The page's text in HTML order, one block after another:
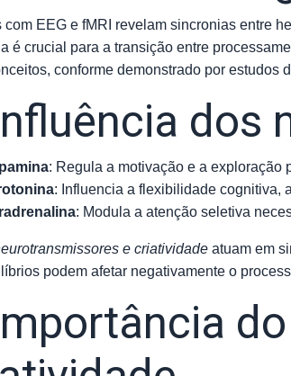
com EEG e fMRI revelam sincronias entre
é crucial para a transição entre
conforme demonstrado por estudos
dos
: Regula a motivação e a exploração
: Influencia a flexibilidade cognitiva,
: Modula a atenção seletiva
e criatividade atuam em
podem afetar negativamente o